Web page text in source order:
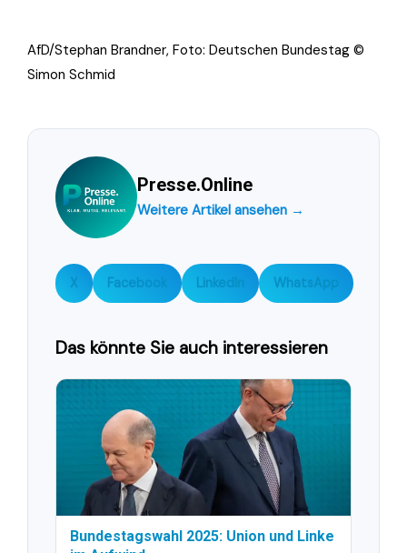
AfD/Stephan Brandner, Foto: Deutschen Bundestag ©
Simon Schmid
Presse.Online
Weitere Artikel ansehen →
X Facebook LinkedIn WhatsApp
Das könnte Sie auch interessieren
Bundestagswahl 2025: Union und Linke